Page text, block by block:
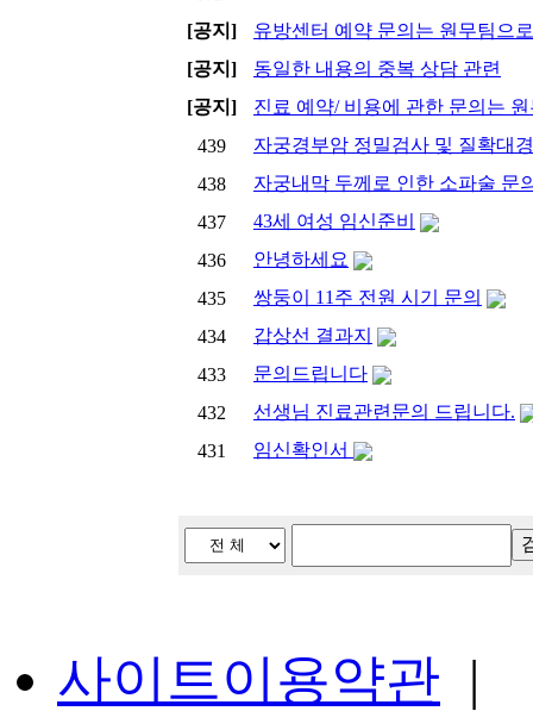
[공지]
유방센터 예약 문의는 원무팀으
[공지]
동일한 내용의 중복 상담 관련
[공지]
진료 예약/ 비용에 관한 문의는
439
자궁경부암 정밀검사 및 질확대
438
자궁내막 두께로 인한 소파술 문
437
43세 여성 임신준비
436
안녕하세요
435
쌍둥이 11주 전원 시기 문의
434
갑상선 결과지
433
문의드립니다
432
선생님 진료관련문의 드립니다.
431
임신확인서
사이트이용약관 |